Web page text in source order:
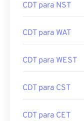
CDT para NST
CDT para WAT
CDT para WEST
CDT para CST
CDT para CET